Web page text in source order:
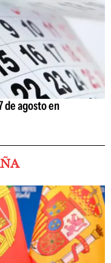
de agosto en